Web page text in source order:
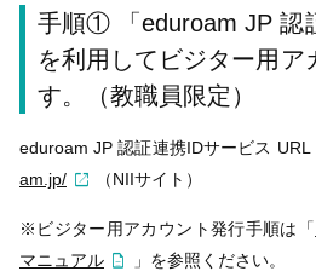
手順① 「eduroam JP 認
を利用してビジター用ア
す。（教職員限定）
eduroam JP 認証連携IDサービス URL
am.jp/
（NIIサイト）
※ビジター用アカウント発行手順は「
マニュアル
」を参照ください。